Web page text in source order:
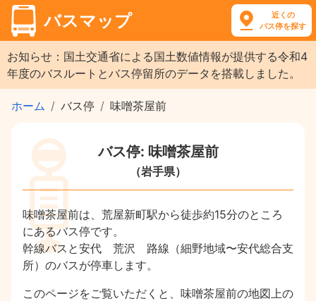
バスマップ
近くの
バス停を探す
お知らせ：国土交通省による国土数値情報が提供する令和4
年度のバスルートとバス停留所のデータを搭載しました。
ホーム バス停 味噌茶屋前
バス停: 味噌茶屋前
（岩手県）
味噌茶屋前は、荒屋新町駅から徒歩約15分のところ
にあるバス停です。
幹線バスと安代 荒沢 路線（細野地域〜安代総合支
所）のバスが停車します。
このページをご覧いただくと、味噌茶屋前の地図上の